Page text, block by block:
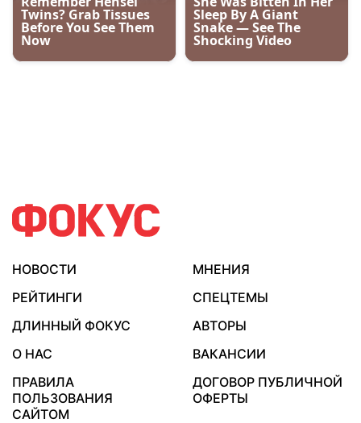
НОВОСТИ
МНЕНИЯ
РЕЙТИНГИ
СПЕЦТЕМЫ
ДЛИННЫЙ ФОКУС
АВТОРЫ
О НАС
ВАКАНСИИ
ПРАВИЛА
ПОЛЬЗОВАНИЯ
САЙТОМ
ДОГОВОР ПУБЛИЧНОЙ
ОФЕРТЫ